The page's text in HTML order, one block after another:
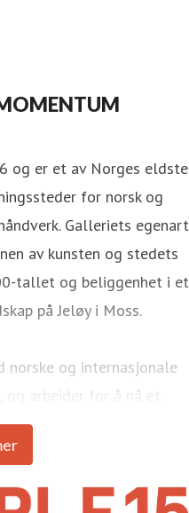
og er et av Norges eldste
for norsk og
Galleriets egenart
av kunsten og stedets
tallet og beliggenhet i et
på Jeløy i Moss.
norske og internasjonale
første gang i 1998 og er